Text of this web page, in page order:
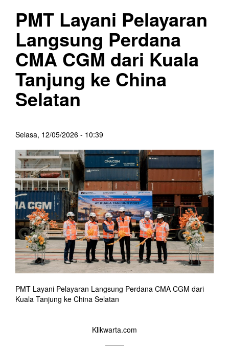
PMT Layani Pelayaran
Langsung Perdana
CMA CGM dari Kuala
Tanjung ke China
Selatan
Selasa, 12/05/2026 - 10:39
PMT Layani Pelayaran Langsung Perdana CMA CGM dari
Kuala Tanjung ke China Selatan
Klikwarta.com